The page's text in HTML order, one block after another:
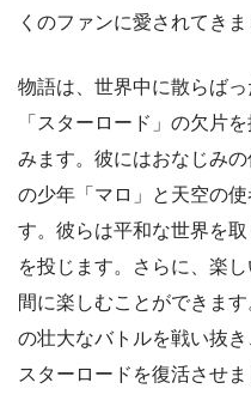
くのファンに愛されてきま
物語は、世界中に散らば
「スターロード」の欠片
みます。彼にはおなじみ
の少年「マロ」と天空の
す。彼らは平和な世界を
を投じます。さらに、楽
間に楽しむことができま
の壮大なバトルを戦い抜
スターロードを復活させま